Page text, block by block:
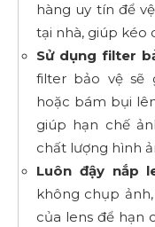
hàng uy tín để
tại nhà, giúp kéo
Sử dụng filter
filter bảo vệ sẽ
hoặc bám bụi
giúp hạn chế
chất lượng hình
Luôn đậy nắp
không chụp
của lens để hạn